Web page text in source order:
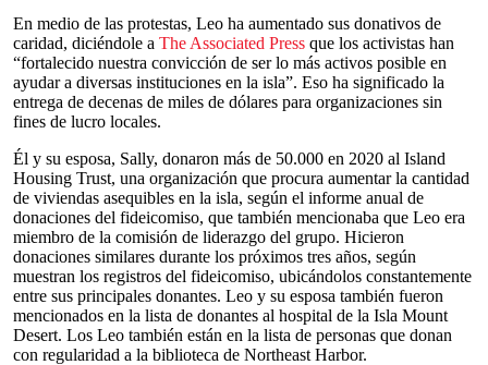
En medio de las protestas, Leo ha aumentado sus donativos de
caridad, diciéndole a The Associated Press que los activistas han
“fortalecido nuestra convicción de ser lo más activos posible en
ayudar a diversas instituciones en la isla”. Eso ha significado la
entrega de decenas de miles de dólares para organizaciones sin
fines de lucro locales.
Él y su esposa, Sally, donaron más de 50.000 en 2020 al Island
Housing Trust, una organización que procura aumentar la cantidad
de viviendas asequibles en la isla, según el informe anual de
donaciones del fideicomiso, que también mencionaba que Leo era
miembro de la comisión de liderazgo del grupo. Hicieron
donaciones similares durante los próximos tres años, según
muestran los registros del fideicomiso, ubicándolos constantemente
entre sus principales donantes. Leo y su esposa también fueron
mencionados en la lista de donantes al hospital de la Isla Mount
Desert. Los Leo también están en la lista de personas que donan
con regularidad a la biblioteca de Northeast Harbor.